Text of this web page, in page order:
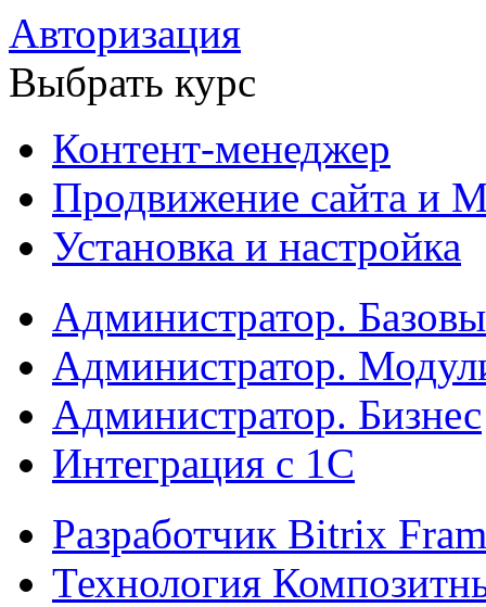
Авторизация
Выбрать курс
Контент-менеджер
Продвижение сайта и
Установка и настройка
Администратор.
Администратор.
Администратор. Бизнес
Интеграция с 1С
Разработчик Bitrix
Технология